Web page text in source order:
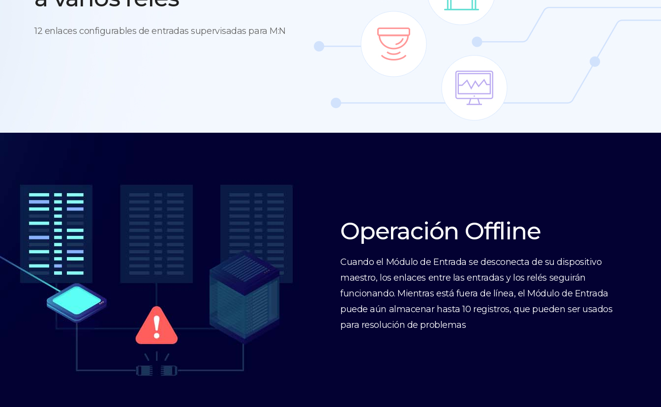
12 enlaces configurables de entradas supervisadas para M:N
Operación Offline
Cuando el Módulo de Entrada se desconecta de su dispositivo
maestro, los enlaces entre las entradas y los relés seguirán
funcionando. Mientras está fuera de línea, el Módulo de Entrada
puede aún almacenar hasta 10 registros, que pueden ser usados
para resolución de problemas